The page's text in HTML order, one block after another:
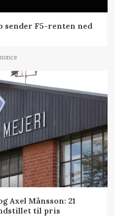
sender F5-renten ned
Axel Månsson: 21
til pris